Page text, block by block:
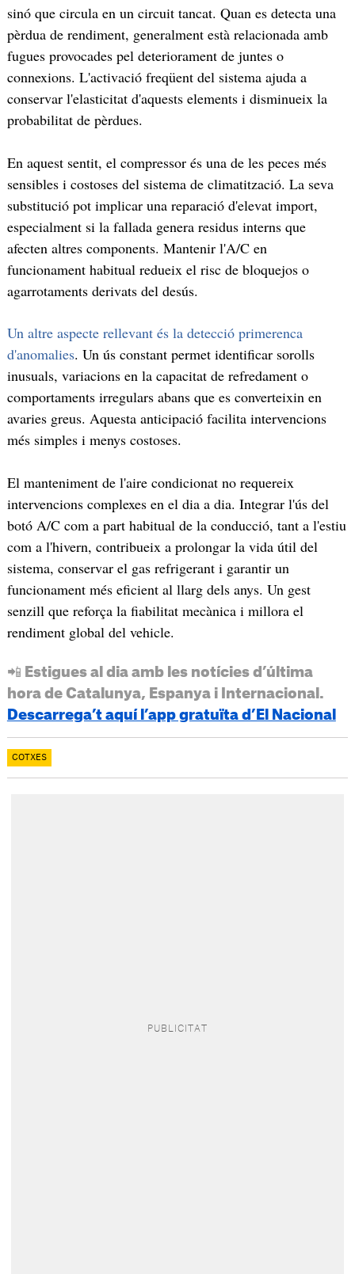
sinó que circula en un circuit tancat. Quan es detecta una
pèrdua de rendiment, generalment està relacionada amb
fugues provocades pel deteriorament de juntes o
connexions. L'activació freqüent del sistema ajuda a
conservar l'elasticitat d'aquests elements i disminueix la
probabilitat de pèrdues.
En aquest sentit, el compressor és una de les peces més
sensibles i costoses del sistema de climatització. La seva
substitució pot implicar una reparació d'elevat import,
especialment si la fallada genera residus interns que
afecten altres components. Mantenir l'A/C en
funcionament habitual redueix el risc de bloquejos o
agarrotaments derivats del desús.
Un altre aspecte rellevant és la detecció primerenca
d'anomalies. Un ús constant permet identificar sorolls
inusuals, variacions en la capacitat de refredament o
comportaments irregulars abans que es converteixin en
avaries greus. Aquesta anticipació facilita intervencions
més simples i menys costoses.
El manteniment de l'aire condicionat no requereix
intervencions complexes en el dia a dia. Integrar l'ús del
botó A/C com a part habitual de la conducció, tant a l'estiu
com a l'hivern, contribueix a prolongar la vida útil del
sistema, conservar el gas refrigerant i garantir un
funcionament més eficient al llarg dels anys. Un gest
senzill que reforça la fiabilitat mecànica i millora el
rendiment global del vehicle.
📲 Estigues al dia amb les notícies d’última
hora de Catalunya, Espanya i Internacional.
Descarrega’t aquí l’app gratuïta d’El Nacional
COTXES